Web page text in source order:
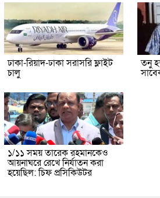
ঢাকা-রিয়াদ-ঢাকা সরাসরি ফ্লাইট
চালু
তনু
১/১১ সময় তারেক রহমানকেও
আয়নাঘরে রেখে নির্যাতন করা
হয়েছিল: চিফ প্রসিকিউটর